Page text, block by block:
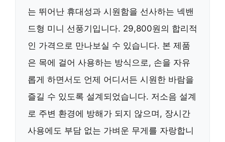
는 뛰어난 휴대성과 시원함을 선사하는 넥밴
드형 미니 선풍기입니다. 29,800원의 합리적
인 가격으로 만나보실 수 있습니다. 본 제품
은 목에 걸어 사용하는 방식으로, 손을 자유
롭게 하면서도 언제 어디서든 시원한 바람을
즐길 수 있도록 설계되었습니다. 저소음 설계
로 주변 환경에 방해가 되지 않으며, 장시간
사용에도 부담 없는 가벼운 무게를 자랑합니